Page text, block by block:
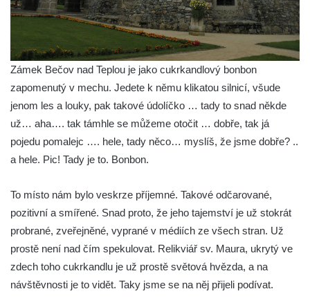
Zámek Bečov nad Teplou je jako cukrkandlový bonbon
zapomenutý v mechu. Jedete k němu klikatou silnicí, všude
jenom les a louky, pak takové údolíčko … tady to snad někde
už… aha…. tak támhle se můžeme otočit … dobře, tak já
pojedu pomalejc …. hele, tady něco… myslíš, že jsme dobře? ..
a hele. Pic! Tady je to. Bonbon.
To místo nám bylo veskrze příjemné. Takové odčarované,
pozitivní a smířené. Snad proto, že jeho tajemství je už stokrát
probrané, zveřejněné, vyprané v médiích ze všech stran. Už
prostě není nad čím spekulovat. Relikviář sv. Maura, ukrytý ve
zdech toho cukrkandlu je už prostě světová hvězda, a na
návštěvnosti je to vidět. Taky jsme se na něj přijeli podívat.